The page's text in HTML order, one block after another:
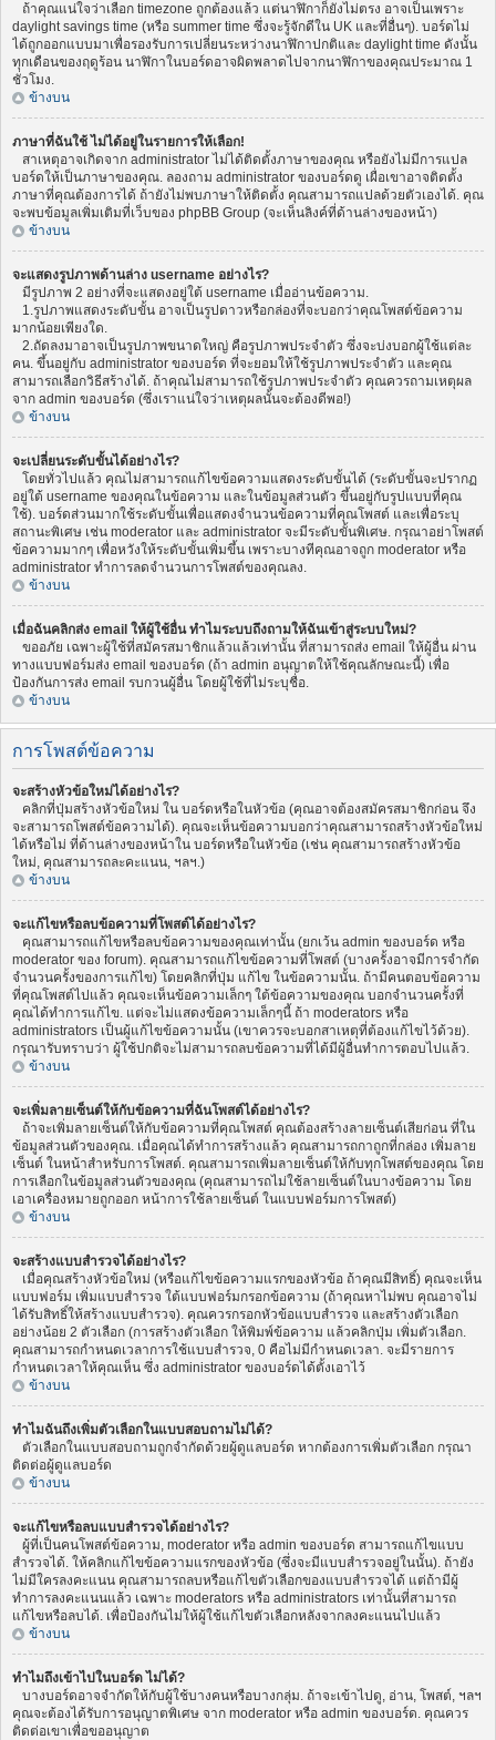
ถ้าคุณแน่ใจว่าเลือก timezone ถูกต้องแล้ว แต่นาฬิกาก็ยังไม่ตรง อาจเป็นเพราะ
daylight savings time (หรือ summer time ซึ่งจะรู้จักดีใน UK และที่อื่นๆ). บอร์ดไม่
ได้ถูกออกแบบมาเพื่อรองรับการเปลี่ยนระหว่างนาฬิกาปกติและ daylight time ดังนั้น
ทุกเดือนของฤดูร้อน นาฬิกาในบอร์ดอาจผิดพลาดไปจากนาฬิกาของคุณประมาณ 1
ชั่วโมง.
ข้างบน
ภาษาที่ฉันใช้ ไม่ได้อยู่ในรายการให้เลือก!
สาเหตุอาจเกิดจาก administrator ไม่ได้ติดตั้งภาษาของคุณ หรือยังไม่มีการแปล
บอร์ดให้เป็นภาษาของคุณ. ลองถาม administrator ของบอร์ดดู เผื่อเขาอาจติดตั้ง
ภาษาที่คุณต้องการได้ ถ้ายังไม่พบภาษาให้ติดตั้ง คุณสามารถแปลด้วยตัวเองได้. คุณ
จะพบข้อมูลเพิ่มเติมที่เว็บของ phpBB Group (จะเห็นลิงค์ที่ด้านล่างของหน้า)
ข้างบน
จะแสดงรูปภาพด้านล่าง username อย่างไร?
มีรูปภาพ 2 อย่างที่จะแสดงอยู่ใต้ username เมื่ออ่านข้อความ.
1.รูปภาพแสดงระดับขั้น อาจเป็นรูปดาวหรือกล่องที่จะบอกว่าคุณโพสต์ข้อความ
มากน้อยเพียงใด.
2.ถัดลงมาอาจเป็นรูปภาพขนาดใหญ่ คือรูปภาพประจำตัว ซึ่งจะบ่งบอกผู้ใช้แต่ละ
คน. ขึ้นอยู่กับ administrator ของบอร์ด ที่จะยอมให้ใช้รูปภาพประจำตัว และคุณ
สามารถเลือกวิธีสร้างได้. ถ้าคุณไม่สามารถใช้รูปภาพประจำตัว คุณควรถามเหตุผล
จาก admin ของบอร์ด (ซึ่งเราแน่ใจว่าเหตุผลนั้นจะต้องดีพอ!)
ข้างบน
จะเปลี่ยนระดับขั้นได้อย่างไร?
โดยทั่วไปแล้ว คุณไม่สามารถแก้ไขข้อความแสดงระดับขั้นได้ (ระดับขั้นจะปรากฏ
อยู่ใต้ username ของคุณในข้อความ และในข้อมูลส่วนตัว ขึ้นอยู่กับรูปแบบที่คุณ
ใช้). บอร์ดส่วนมากใช้ระดับขั้นเพื่อแสดงจำนวนข้อความที่คุณโพสต์ และเพื่อระบุ
สถานะพิเศษ เช่น moderator และ administrator จะมีระดับขั้นพิเศษ. กรุณาอย่าโพสต์
ข้อความมากๆ เพื่อหวังให้ระดับขั้นเพิ่มขึ้น เพราะบางทีคุณอาจถูก moderator หรือ
administrator ทำการลดจำนวนการโพสต์ของคุณลง.
ข้างบน
เมื่อฉันคลิกส่ง email ให้ผู้ใช้อื่น ทำไมระบบถึงถามให้ฉันเข้าสู่ระบบใหม่?
ขออภัย เฉพาะผู้ใช้ที่สมัครสมาชิกแล้วแล้วเท่านั้น ที่สามารถส่ง email ให้ผู้อื่น ผ่าน
ทางแบบฟอร์มส่ง email ของบอร์ด (ถ้า admin อนุญาตให้ใช้คุณลักษณะนี้) เพื่อ
ป้องกันการส่ง email รบกวนผู้อื่น โดยผู้ใช้ที่ไม่ระบุชื่อ.
ข้างบน
การโพสต์ข้อความ
จะสร้างหัวข้อใหม่ได้อย่างไร?
คลิกที่ปุ่มสร้างหัวข้อใหม่ ใน บอร์ดหรือในหัวข้อ (คุณอาจต้องสมัครสมาชิกก่อน จึง
จะสามารถโพสต์ข้อความได้). คุณจะเห็นข้อความบอกว่าคุณสามารถสร้างหัวข้อใหม่
ได้หรือไม่ ที่ด้านล่างของหน้าใน บอร์ดหรือในหัวข้อ (เช่น คุณสามารถสร้างหัวข้อ
ใหม่, คุณสามารถละคะแนน, ฯลฯ.)
ข้างบน
จะแก้ไขหรือลบข้อความที่โพสต์ได้อย่างไร?
คุณสามารถแก้ไขหรือลบข้อความของคุณเท่านั้น (ยกเว้น admin ของบอร์ด หรือ
moderator ของ forum). คุณสามารถแก้ไขข้อความที่โพสต์ (บางครั้งอาจมีการจำกัด
จำนวนครั้งของการแก้ไข) โดยคลิกที่ปุ่ม แก้ไข ในข้อความนั้น. ถ้ามีคนตอบข้อความ
ที่คุณโพสต์ไปแล้ว คุณจะเห็นข้อความเล็กๆ ใต้ข้อความของคุณ บอกจำนวนครั้งที่
คุณได้ทำการแก้ไข. แต่จะไม่แสดงข้อความเล็กๆนี้ ถ้า moderators หรือ
administrators เป็นผู้แก้ไขข้อความนั้น (เขาควรจะบอกสาเหตุที่ต้องแก้ไขไว้ด้วย).
กรุณารับทราบว่า ผู้ใช้ปกติจะไม่สามารถลบข้อความที่ได้มีผู้อื่นทำการตอบไปแล้ว.
ข้างบน
จะเพิ่มลายเซ็นต์ให้กับข้อความที่ฉันโพสต์ได้อย่างไร?
ถ้าจะเพิ่มลายเซ็นต์ให้กับข้อความที่คุณโพสต์ คุณต้องสร้างลายเซ็นต์เสียก่อน ที่ใน
ข้อมูลส่วนตัวของคุณ. เมื่อคุณได้ทำการสร้างแล้ว คุณสามารถกาถูกที่กล่อง เพิ่มลาย
เซ็นต์ ในหน้าสำหรับการโพสต์. คุณสามารถเพิ่มลายเซ็นต์ให้กับทุกโพสต์ของคุณ โดย
การเลือกในข้อมูลส่วนตัวของคุณ (คุณสามารถไม่ใช้ลายเซ็นต์ในบางข้อความ โดย
เอาเครื่องหมายถูกออก หน้าการใช้ลายเซ็นต์ ในแบบฟอร์มการโพสต์)
ข้างบน
จะสร้างแบบสำรวจได้อย่างไร?
เมื่อคุณสร้างหัวข้อใหม่ (หรือแก้ไขข้อความแรกของหัวข้อ ถ้าคุณมีสิทธิ์) คุณจะเห็น
แบบฟอร์ม เพิ่มแบบสำรวจ ใต้แบบฟอร์มกรอกข้อความ (ถ้าคุณหาไม่พบ คุณอาจไม่
ได้รับสิทธิ์ให้สร้างแบบสำรวจ). คุณควรกรอกหัวข้อแบบสำรวจ และสร้างตัวเลือก
อย่างน้อย 2 ตัวเลือก (การสร้างตัวเลือก ให้พิมพ์ข้อความ แล้วคลิกปุ่ม เพิ่มตัวเลือก.
คุณสามารถกำหนดเวลาการใช้แบบสำรวจ, 0 คือไม่มีกำหนดเวลา. จะมีรายการ
กำหนดเวลาให้คุณเห็น ซึ่ง administrator ของบอร์ดได้ตั้งเอาไว้
ข้างบน
ทำไมฉันถึงเพิ่มตัวเลือกในแบบสอบถามไม่ได้?
ตัวเลือกในแบบสอบถามถูกจำกัดด้วยผู้ดูแลบอร์ด หากต้องการเพิ่มตัวเลือก กรุณา
ติดต่อผู้ดูแลบอร์ด
ข้างบน
จะแก้ไขหรือลบแบบสำรวจได้อย่างไร?
ผู้ที่เป็นคนโพสต์ข้อความ, moderator หรือ admin ของบอร์ด สามารถแก้ไขแบบ
สำรวจได้. ให้คลิกแก้ไขข้อความแรกของหัวข้อ (ซึ่งจะมีแบบสำรวจอยู่ในนั้น). ถ้ายัง
ไม่มีใครลงคะแนน คุณสามารถลบหรือแก้ไขตัวเลือกของแบบสำรวจได้ แต่ถ้ามีผู้
ทำการลงคะแนนแล้ว เฉพาะ moderators หรือ administrators เท่านั้นที่สามารถ
แก้ไขหรือลบได้. เพื่อป้องกันไม่ให้ผู้ใช้แก้ไขตัวเลือกหลังจากลงคะแนนไปแล้ว
ข้างบน
ทำไมถึงเข้าไปในบอร์ด ไม่ได้?
บางบอร์ดอาจจำกัดให้กับผู้ใช้บางคนหรือบางกลุ่ม. ถ้าจะเข้าไปดู, อ่าน, โพสต์, ฯลฯ
คุณจะต้องได้รับการอนุญาตพิเศษ จาก moderator หรือ admin ของบอร์ด. คุณควร
ติดต่อเขาเพื่อขออนุญาต